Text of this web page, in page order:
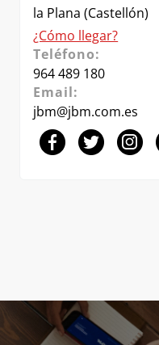
la Plana (Castellón)
¿Cómo llegar?
Teléfono:
964 489 180
Email:
jbm@jbm.com.es